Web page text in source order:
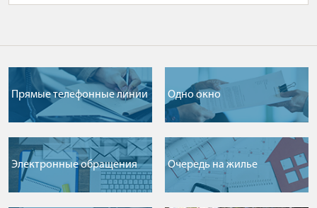
Прямые телефонные линии Одно окно
Электронные обращения Очередь на жилье